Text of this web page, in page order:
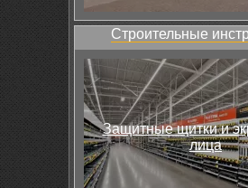
Строительные
Защитные щитки и
лица